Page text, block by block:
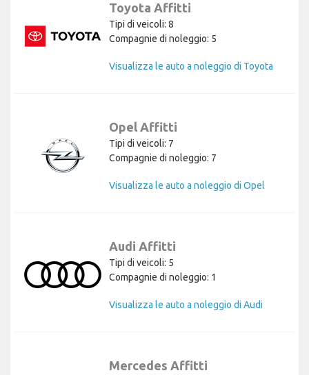
Toyota Affitti
Tipi di veicoli: 8
Compagnie di noleggio: 5
Visualizza le auto a noleggio di Toyota
Opel Affitti
Tipi di veicoli: 7
Compagnie di noleggio: 7
Visualizza le auto a noleggio di Opel
Audi Affitti
Tipi di veicoli: 5
Compagnie di noleggio: 1
Visualizza le auto a noleggio di Audi
Mercedes Affitti